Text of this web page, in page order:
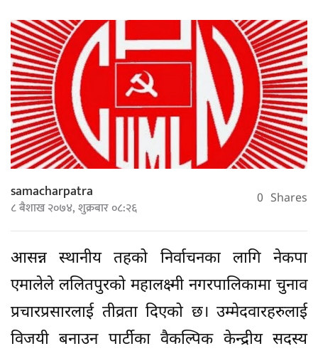
samacharpatra
८ बैशाख २०७४, शुक्रबार ०८:२६ 0 Shares
आसन्न स्थानीय तहको निर्वाचनका लागि नेकपा
एमालेले ललितपुरको महालक्ष्मी नगरपालिकामा चुनाव
प्रचारप्रसारलाई तीव्रता दिएको छ। उम्मेदवारहरुलाई
विजयी बनाउन पार्टीका वैकल्पिक केन्द्रीय सदस्य